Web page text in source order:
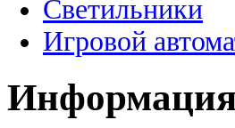
Светильники
Игровой